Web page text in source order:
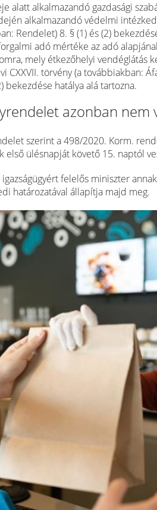
alatt alkalmazandó gazdasági
alkalmazandó védelmi
Rendelet) 8. § (1) és (2)
adó mértéke az adó
mely étkezőhelyi vendéglátás
CXXVII. törvény (a továbbiakban:
bekezdése hatálya alá tartozna.
azonban nem
szerint a 498/2020. Korm.
első ülésnapját követő 15. naptól
felelős miniszter
határozatával állapítja majd meg.